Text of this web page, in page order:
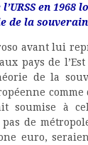
en 1968
de la
avant lui
pays de
de la
soumise à
de
euro,